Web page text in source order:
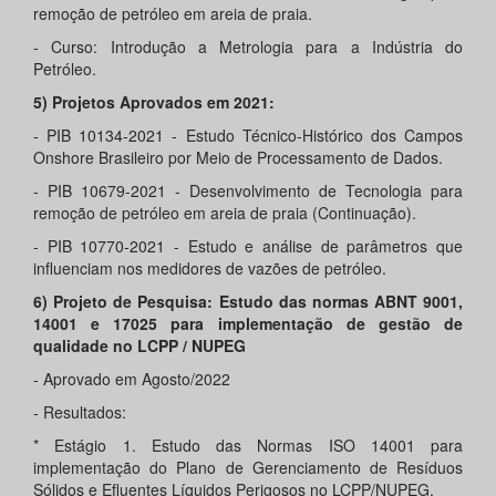
remoção de petróleo em areia de praia.
- Curso: Introdução a Metrologia para a Indústria do
Petróleo.
5) Projetos Aprovados em 2021:
- PIB 10134-2021 - Estudo Técnico-Histórico dos Campos
Onshore Brasileiro por Meio de Processamento de Dados.
- PIB 10679-2021 - Desenvolvimento de Tecnologia para
remoção de petróleo em areia de praia (Continuação).
- PIB 10770-2021 - Estudo e análise de parâmetros que
influenciam nos medidores de vazões de petróleo.
6) Projeto de Pesquisa: Estudo das normas ABNT 9001,
14001 e 17025 para implementação de gestão de
qualidade no LCPP / NUPEG
- Aprovado em Agosto/2022
- Resultados:
* Estágio 1. Estudo das Normas ISO 14001 para
implementação do Plano de Gerenciamento de Resíduos
Sólidos e Efluentes Líquidos Perigosos no LCPP/NUPEG.